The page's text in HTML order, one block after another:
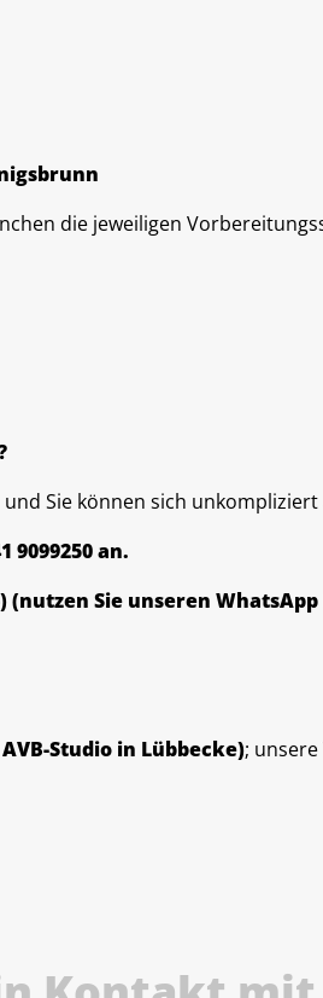
die jeweiligen
Sie können sich
an.
) (nutzen Sie unseren
Studio in Lübbecke);